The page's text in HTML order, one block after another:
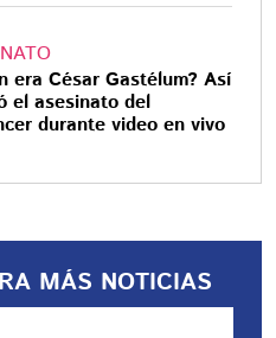
era César Gastélum? Así
el asesinato del
durante video en vivo
MÁS NOTICIAS